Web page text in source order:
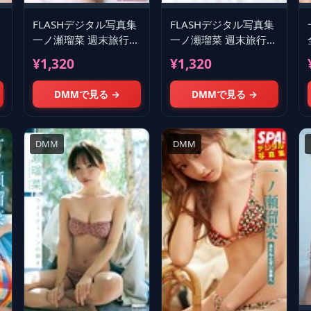
FLASHデジタル写真集
一ノ瀬瑠菜 週末旅行
ま。
¥1,320
DMMで見る →
FLASHデジタル写真集
一ノ瀬瑠菜 週末旅行
¥1,320
DMMで見る →
DMM DMM